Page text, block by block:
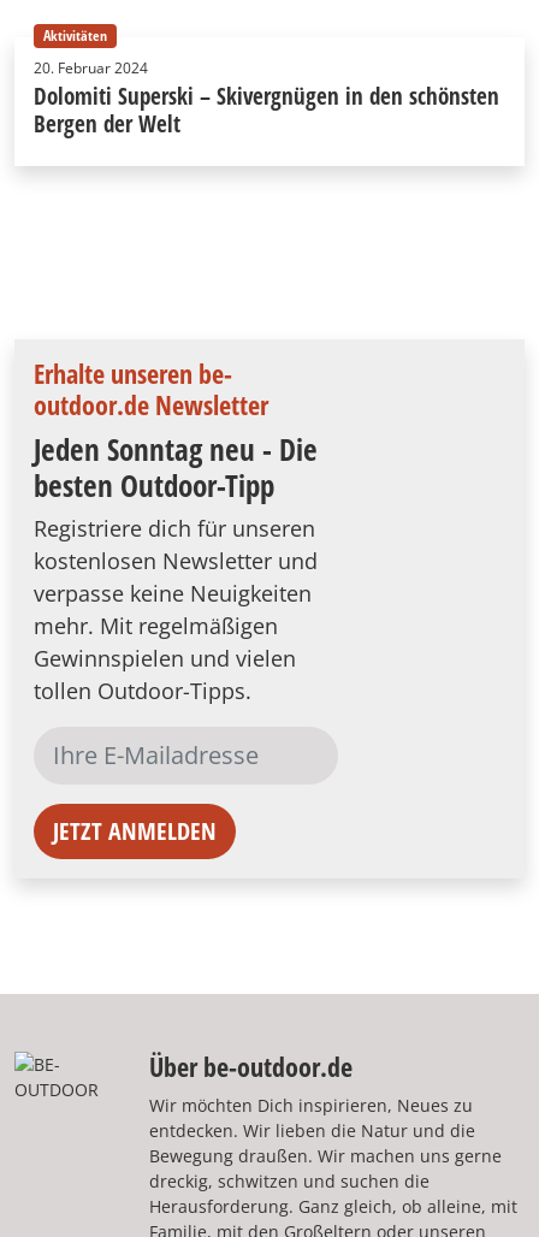
Aktivitäten
20. Februar 2024
Dolomiti Superski – Skivergnügen in den schönsten
Bergen der Welt
Erhalte unseren be-
outdoor.de Newsletter
Jeden Sonntag neu - Die
besten Outdoor-Tipp
Registriere dich für unseren
kostenlosen Newsletter und
verpasse keine Neuigkeiten
mehr. Mit regelmäßigen
Gewinnspielen und vielen
tollen Outdoor-Tipps.
JETZT ANMELDEN
Über be-outdoor.de
Wir möchten Dich inspirieren, Neues zu
entdecken. Wir lieben die Natur und die
Bewegung draußen. Wir machen uns gerne
dreckig, schwitzen und suchen die
Herausforderung. Ganz gleich, ob alleine, mit
Familie, mit den Großeltern oder unseren